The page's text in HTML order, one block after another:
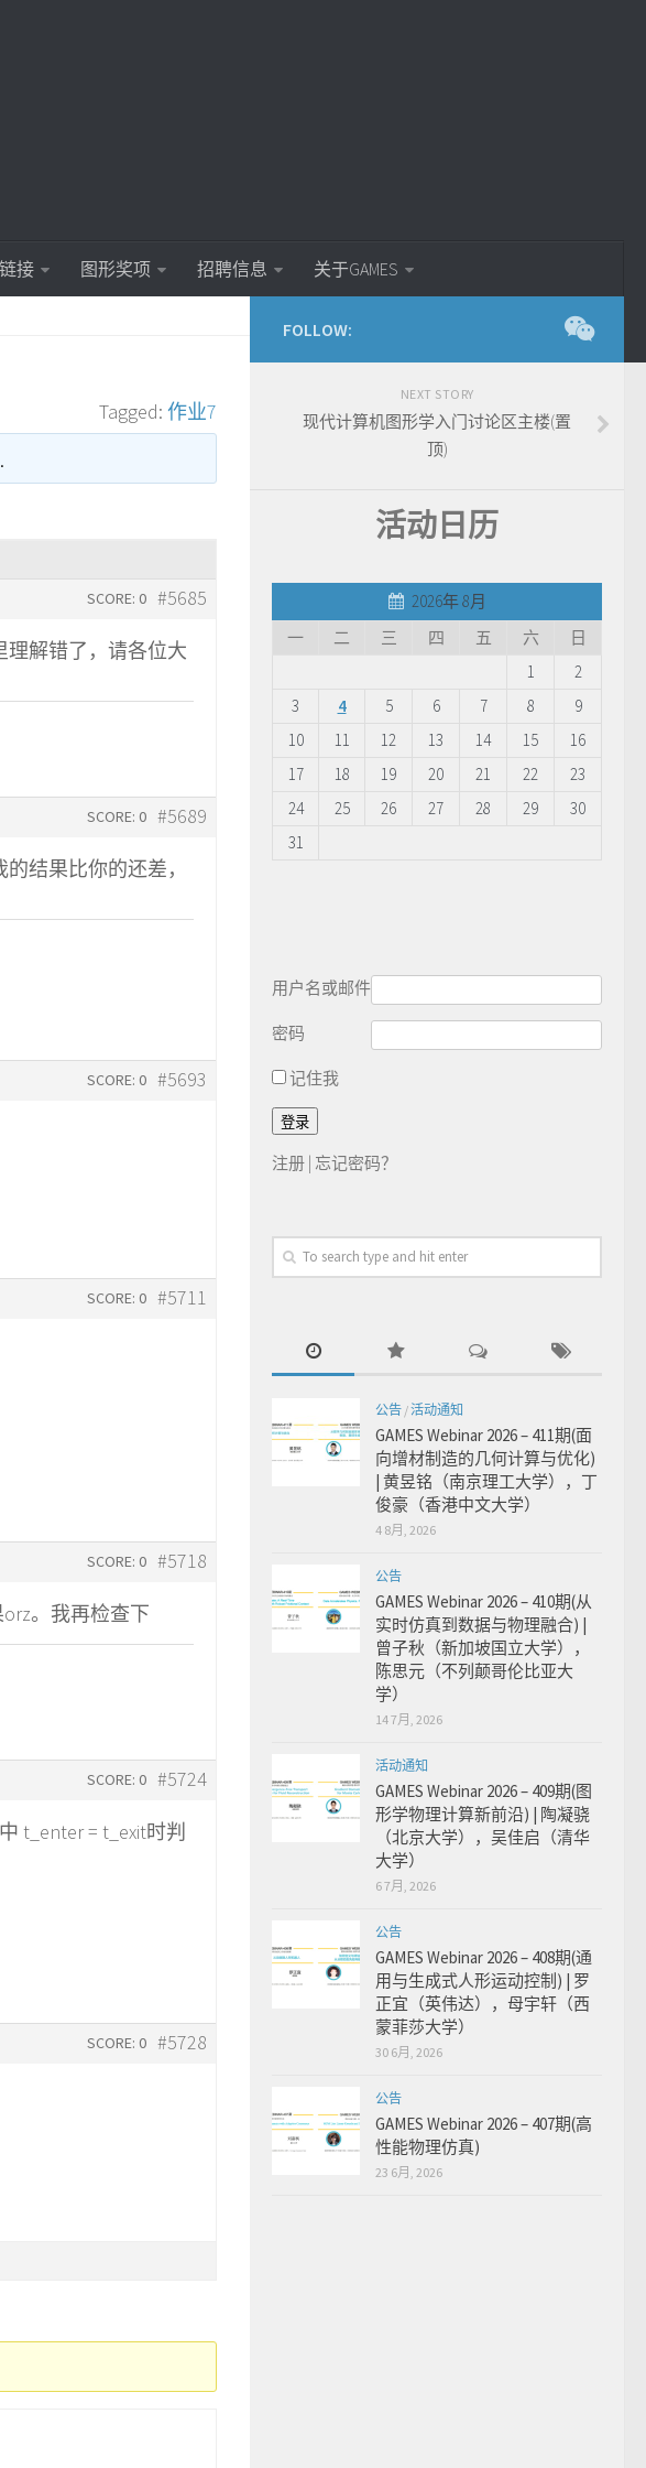
接 图形奖项 招聘信息 关于GAMES
Tagged: 作业7
.
#5685
SCORE: 0
理解错了，请各位大
#5689
SCORE: 0
结果比你的还差，
#5693
SCORE: 0
#5711
SCORE: 0
#5718
SCORE: 0
。我再检查下
#5724
SCORE: 0
t_enter = t_exit时判
#5728
SCORE: 0
FOLLOW:
NEXT STORY
现代计算机图形学入门讨论区主楼(置
顶)
活动日历
2026年 8月
一
二 三 四 五 六
日
1
2
3
4 5 6 7 8
9
10
11 12 13 14 15
16
17
18 19 20 21 22
23
24
25 26 27 28 29
30
31
用户名或邮件
密码
记住我
注册 | 忘记密码？
公告 /活动通知
GAMES Webinar 2026 – 411期(面
向增材制造的几何计算与优化)
| 黄昱铭（南京理工大学），丁
俊豪（香港中文大学）
4 8月, 2026
公告
GAMES Webinar 2026 – 410期(从
实时仿真到数据与物理融合) |
曾子秋（新加坡国立大学），
陈思元（不列颠哥伦比亚大
学）
14 7月, 2026
活动通知
GAMES Webinar 2026 – 409期(图
形学物理计算新前沿) | 陶凝骁
（北京大学），吴佳启（清华
大学）
6 7月, 2026
公告
GAMES Webinar 2026 – 408期(通
用与生成式人形运动控制) | 罗
正宜（英伟达），母宇轩（西
蒙菲莎大学）
30 6月, 2026
公告
GAMES Webinar 2026 – 407期(高
性能物理仿真)
23 6月, 2026